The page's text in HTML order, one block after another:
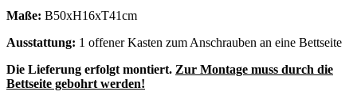
Maße: B50xH16xT41cm
Ausstattung: 1 offener Kasten zum Anschrauben an eine Bettseite
Die Lieferung erfolgt montiert. Zur Montage muss durch die
Bettseite gebohrt werden!